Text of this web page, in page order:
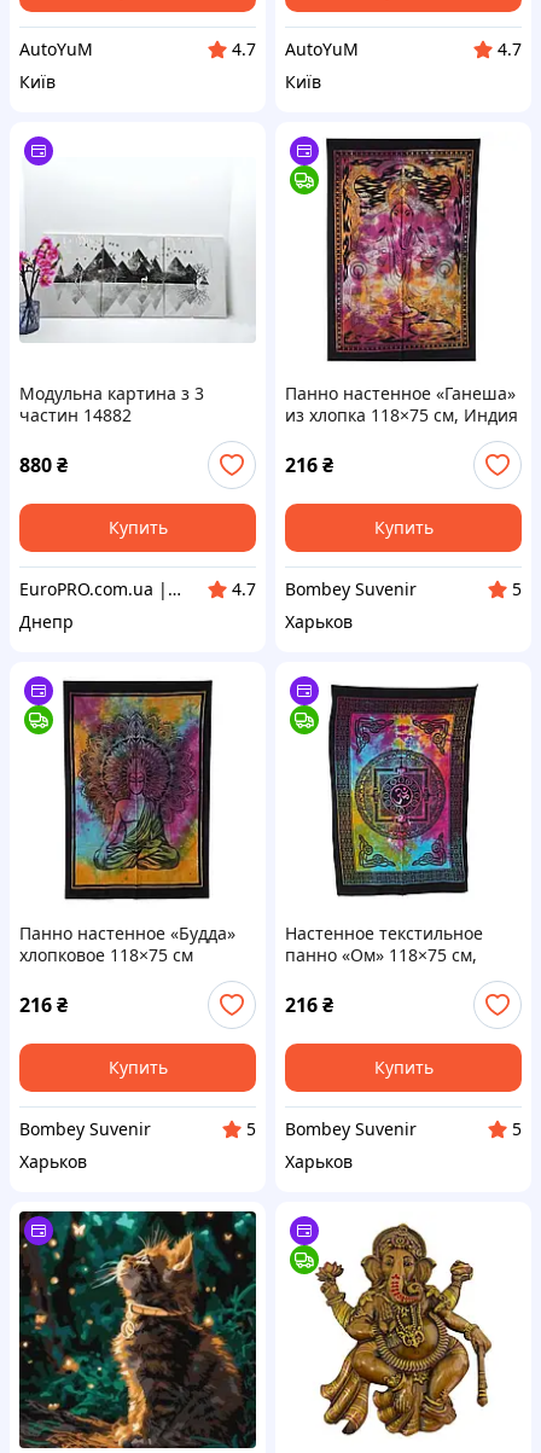
AutoYuM
4.7
Київ
AutoYuM
4.7
Київ
Модульна картина з 3
частин 14882
880₴
Купить
EuroPRO.com.ua | Бытовая Техника из Европы
4.7
Днепр
Панно настенное «Ганеша»
из хлопка 118×75 см, Индия
216₴
Купить
Bombey Suvenir
5
Харьков
Панно настенное «Будда»
хлопковое 118×75 см
216₴
Купить
Bombey Suvenir
5
Харьков
Настенное текстильное
панно «Ом» 118×75 см,
216₴
Купить
Bombey Suvenir
5
Харьков